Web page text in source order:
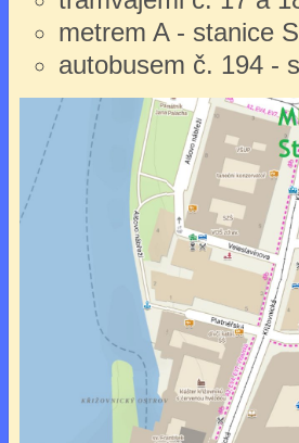
metrem A - stanice
autobusem č. 194 -